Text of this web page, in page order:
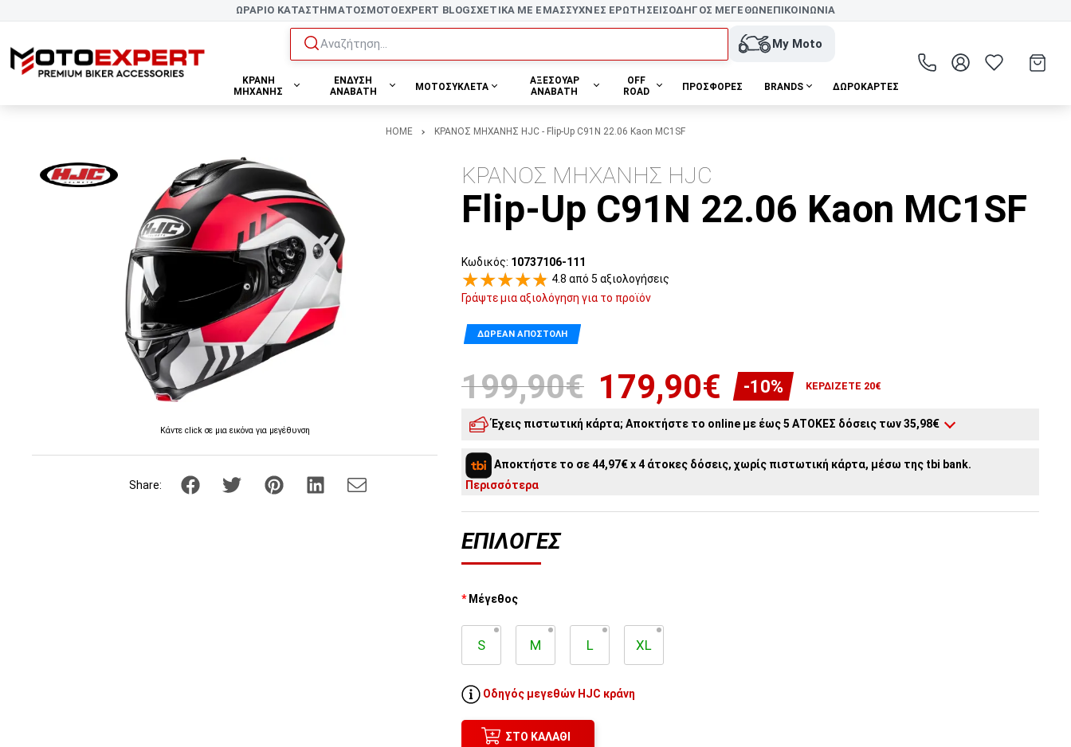
ΩΡΑΡΙΟ ΚΑΤΑΣΤΗΜΑΤΟΣMOTOEXPERT BLOGΣΧΕΤΙΚΑ ΜΕ ΕΜΑΣΣΥΧΝΕΣ ΕΡΩΤΗΣΕΙΣΟΔΗΓΟΣ ΜΕΓΕΘΩΝΕΠΙΚΟΙΝΩΝΙΑ
Αναζήτηση... My Moto
ΚΡΑΝΗ
ΜΗΧΑΝΗΣ
ΕΝΔΥΣΗ
ΑΝΑΒΑΤΗ
ΜΟΤΟΣΥΚΛΕΤΑ
ΑΞΕΣΟΥΑΡ
ΑΝΑΒΑΤΗ
OFF
ROAD
ΠΡΟΣΦΟΡΕΣ BRANDS ΔΩΡΟΚΆΡΤΕΣ
HOME ΚΡΑΝΟΣ ΜΗΧΑΝΗΣ HJC - Flip-Up C91N 22.06 Kaon MC1SF
Κάντε click σε μια εικόνα για μεγέθυνση
Share:
ΚΡΑΝΟΣ ΜΗΧΑΝΗΣ HJC
Flip-Up C91N 22.06 Kaon MC1SF
Κωδικός: 10737106-111
4.8 από 5 αξιολογήσεις
Γράψτε μια αξιολόγηση για το προϊόν
ΔΩΡΕΆΝ ΑΠΟΣΤΟΛΉ
199,90€ 179,90€ -10% ΚΕΡΔΊΖΕΤΕ 20€
Έχεις πιστωτική κάρτα; Αποκτήστε το online με έως 5 ΑΤΟΚΕΣ δόσεις των 35,98€
4άτοκες δόσεις: 44,98€/ μήνα
2άτοκες δόσεις:89,95€/ μήνα
Αποκτήστε το σε 44,97€ x 4 άτοκες δόσεις, χωρίς πιστωτική κάρτα, μέσω της tbi bank.
Περισσότερα
ΕΠΙΛΟΓΈΣ
Μέγεθος
S M L XL
Οδηγός μεγεθών HJC κράνη
ΣΤΟ ΚΑΛΆΘΙ